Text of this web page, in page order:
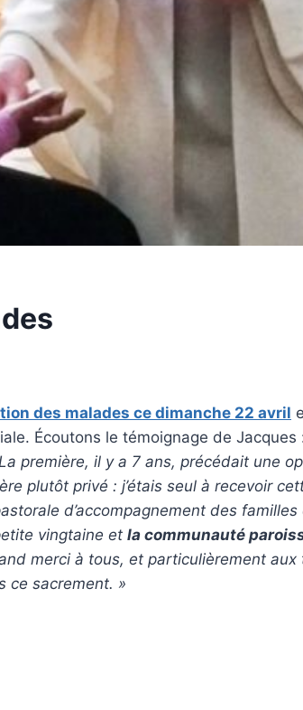
des malades ce dimanche 22 avril
Écoutons le témoignage de Jacques
première, il y a 7 ans, précédait une
plutôt privé : j’étais seul à recevoir
d’accompagnement des familles
vingtaine et la communauté
merci à tous, et particulièrement aux
ce sacrement. »